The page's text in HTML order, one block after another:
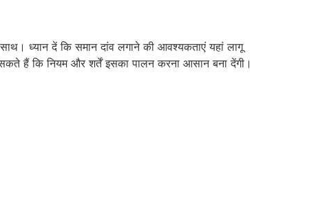
ध्यान दें कि समान दांव लगाने की आवश्यकताएं यहां लागू
हैं कि नियम और शर्तें इसका पालन करना आसान बना देंगी।